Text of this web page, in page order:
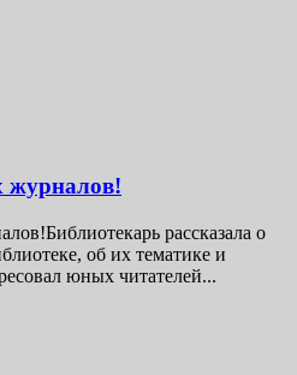
журналов!
рассказала о
об их тематике и
юных читателей...